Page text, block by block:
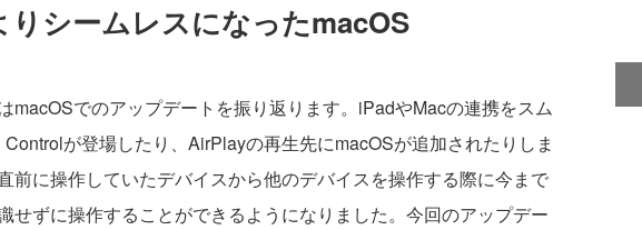
りシームレスになったmacOS
macOSでのアップデートを振り返ります。iPadやMacの連携をスム
が登場したり、AirPlayの再生先にmacOSが追加されたりしま
前に操作していたデバイスから他のデバイスを操作する際に今まで
せずに操作することができるようになりました。今回のアップデー